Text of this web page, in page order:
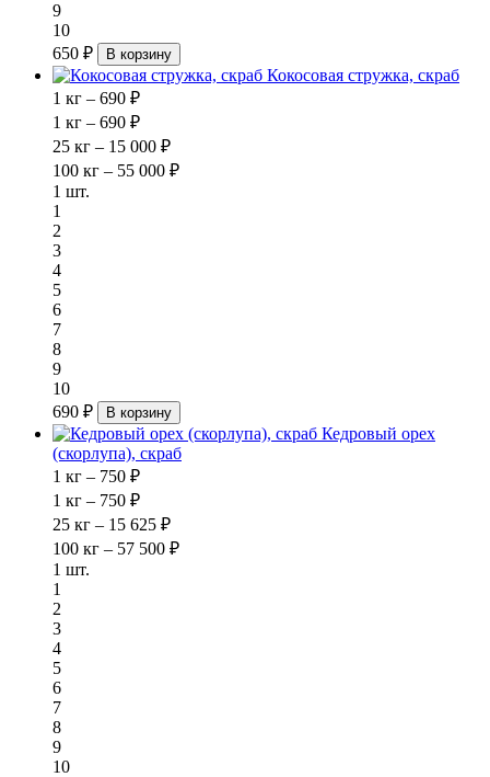
9
10
650 ₽
В корзину
Кокосовая стружка, скраб
1 кг – 690 ₽
1 кг – 690 ₽
25 кг – 15 000 ₽
100 кг – 55 000 ₽
1 шт.
1
2
3
4
5
6
7
8
9
10
690 ₽
В корзину
Кедровый орех
(скорлупа), скраб
1 кг – 750 ₽
1 кг – 750 ₽
25 кг – 15 625 ₽
100 кг – 57 500 ₽
1 шт.
1
2
3
4
5
6
7
8
9
10